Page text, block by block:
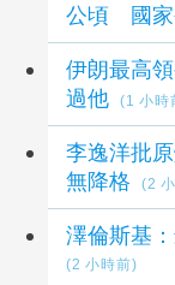
公頃 國家
伊朗最高
過他
(1 小時
李逸洋批
無降格
(2
澤倫斯基
(2 小時前)